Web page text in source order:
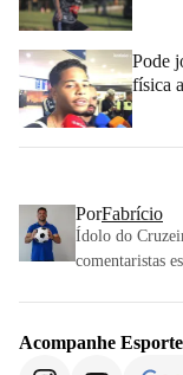
Pode
física
PorFabrício
Ídolo do
comentaristas
Acompanhe